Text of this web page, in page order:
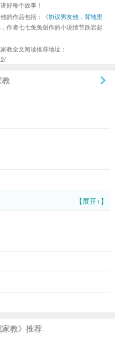
好每个故事！
的作品包括：《协议男友他，背地里
作者七七兔兔创作的小说情节跌宕起
教全文阅读推荐地址：
【展开+】
家教》推荐